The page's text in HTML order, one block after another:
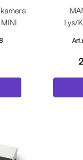
Lys/